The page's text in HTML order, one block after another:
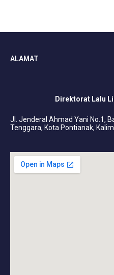
ALAMAT
Direktorat Lalu
Jl. Jenderal Ahmad Yani No.1,
Tenggara, Kota Pontianak,